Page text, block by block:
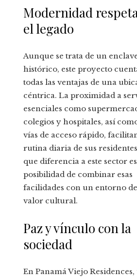
Modernidad
el legado
Aunque se trata de un
histórico, este proyecto
todas las ventajas de una
céntrica. La proximidad a
esenciales como
colegios y hospitales, así
vías de acceso rápido,
rutina diaria de sus
que diferencia a este sector
posibilidad de combinar esas
facilidades con un entorno
valor cultural.
Paz y vínculo con la
sociedad
En Panamá Viejo